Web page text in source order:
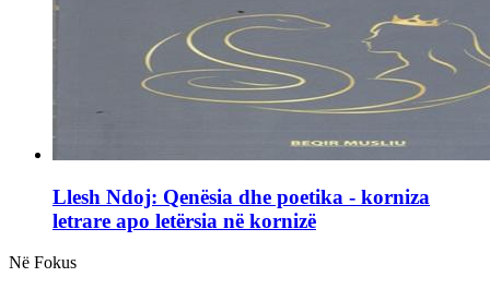
Llesh Ndoj: Qenësia dhe poetika - korniza
letrare apo letërsia në kornizë
Në Fokus